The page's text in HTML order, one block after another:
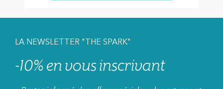
LA NEWSLETTER "THE SPARK"
-10% en vous inscrivant